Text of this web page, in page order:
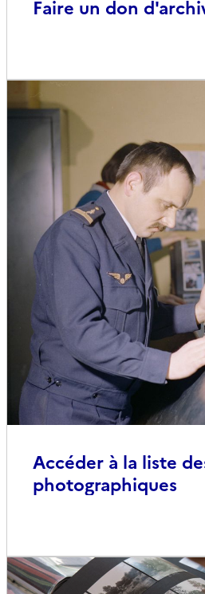
Faire un don
Accéder à la liste
photographiques